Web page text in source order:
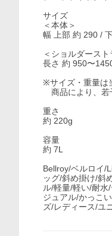
サイズ
＜本体＞
幅 上部 約 290 /
＜ショルダースト
長さ 約 950〜
※サイズ・重量は
商品により、若
重さ
約 220g
容量
約 7L
Bellroy/ベルロイ/
ッグ/斜め掛け/斜
ル/軽量/軽い/耐
ジュアル/かっこ
ズ/レディース/ユ